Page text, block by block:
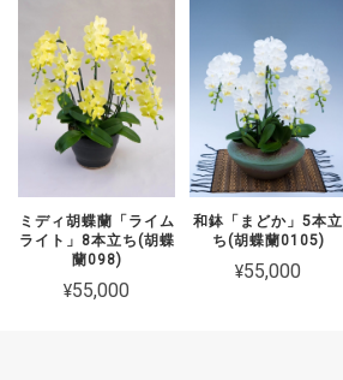
ミディ胡蝶蘭「ライム
ライト」8本立ち(胡蝶
蘭098)
¥55,000
和鉢「まどか」5本立
ち(胡蝶蘭0105)
¥55,000